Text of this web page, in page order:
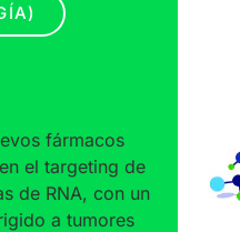
fármacos
el targeting de
de RNA, con un
a tumores